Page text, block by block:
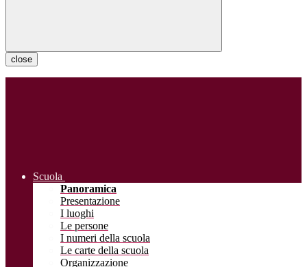
close
Scuola
Panoramica
Presentazione
I luoghi
Le persone
I numeri della scuola
Le carte della scuola
Organizzazione